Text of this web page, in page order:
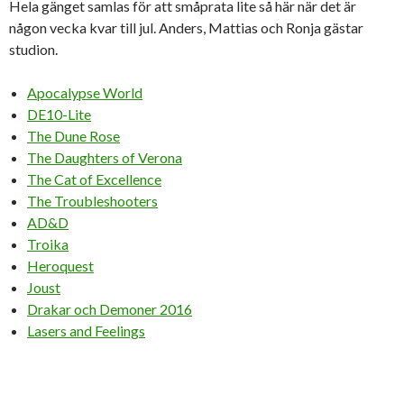
Hela gänget samlas för att småprata lite så här när det är
någon vecka kvar till jul. Anders, Mattias och Ronja gästar
studion.
Apocalypse World
DE10-Lite
The Dune Rose
The Daughters of Verona
The Cat of Excellence
The Troubleshooters
AD&D
Troika
Heroquest
Joust
Drakar och Demoner 2016
Lasers and Feelings